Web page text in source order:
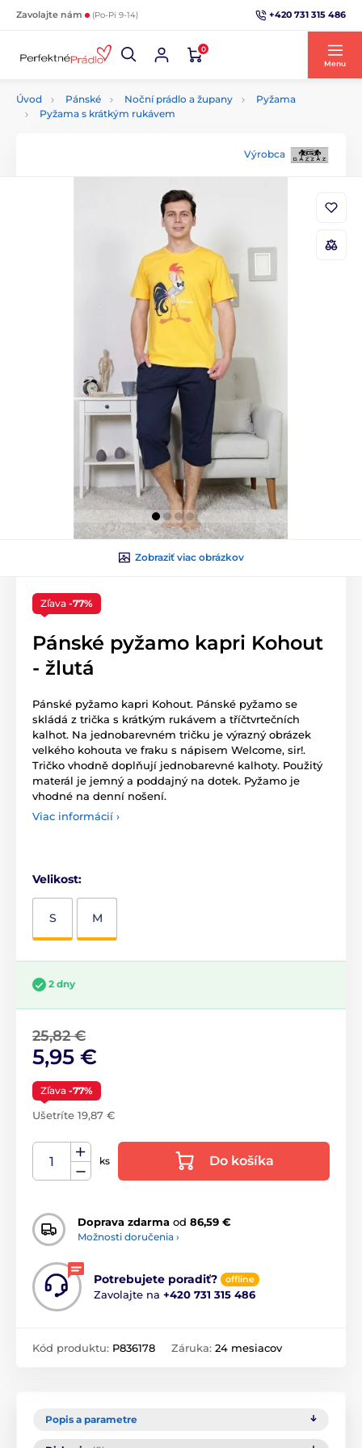
Zavolajte nám (Po-Pi 9-14) +420 731 315 486
0
Menu
Úvod Pánské Noční prádlo a župany
Pyžama
Pyžama s krátkým rukávem
Výrobca
Zobraziť viac obrázkov
Zľava -77%
Pánské pyžamo kapri Kohout
- žlutá
Pánské pyžamo kapri Kohout. Pánské pyžamo se
skládá z trička s krátkým rukávem a tříčtvrtečních
kalhot. Na jednobarevném tričku je výrazný obrázek
velkého kohouta ve fraku s nápisem Welcome, sir!.
Tričko vhodně doplňují jednobarevné kalhoty. Použitý
materál je jemný a poddajný na dotek. Pyžamo je
vhodné na denní nošení.
Viac informácií ›
Velikost:
S M
2 dny
25,82 €
5,95 €
Zľava -77%
Ušetríte 19,87 €
ks Do košíka
Doprava zdarma od 86,59 €
Možnosti doručenia ›
Potrebujete poradiť? offline
Zavolajte na +420 731 315 486
Kód produktu: P836178 Záruka: 24 mesiacov
Popis a parametre